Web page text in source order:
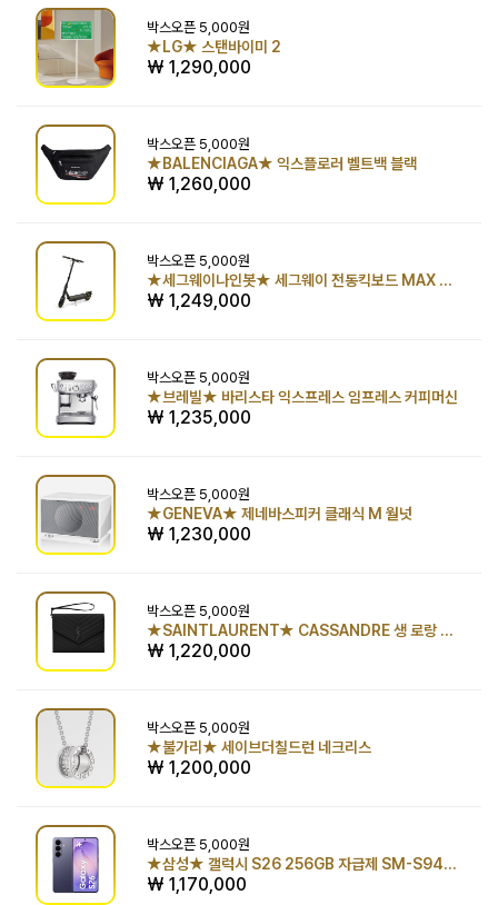
박스오픈 5,000원
★LG★ 스탠바이미 2
₩ 1,290,000
박스오픈 5,000원
★BALENCIAGA★ 익스플로러 벨트백 블랙
₩ 1,260,000
박스오픈 5,000원
★세그웨이나인봇★ 세그웨이 전동킥보드 MAX G2( 051502A )
₩ 1,249,000
박스오픈 5,000원
★브레빌★ 바리스타 익스프레스 임프레스 커피머신
₩ 1,235,000
박스오픈 5,000원
★GENEVA★ 제네바스피커 클래식 M 월넛
₩ 1,230,000
박스오픈 5,000원
★SAINTLAURENT★ CASSANDRE 생 로랑 마틀라세 플랩 파우치 BLACK
₩ 1,220,000
박스오픈 5,000원
★불가리★ 세이브더칠드런 네크리스
₩ 1,200,000
박스오픈 5,000원
★삼성★ 갤럭시 S26 256GB 자급제 SM-S942N
₩ 1,170,000